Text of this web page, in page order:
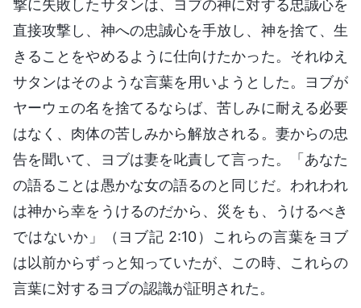
撃に失敗したサタンは、ヨブの神に対する忠誠心を
直接攻撃し、神への忠誠心を手放し、神を捨て、生
きることをやめるように仕向けたかった。それゆえ
サタンはそのような言葉を用いようとした。ヨブが
ヤーウェの名を捨てるならば、苦しみに耐える必要
はなく、肉体の苦しみから解放される。妻からの忠
告を聞いて、ヨブは妻を叱責して言った。「あなた
の語ることは愚かな女の語るのと同じだ。われわれ
は神から幸をうけるのだから、災をも、うけるべき
ではないか」（ヨブ記 2:10）これらの言葉をヨブ
は以前からずっと知っていたが、この時、これらの
言葉に対するヨブの認識が証明された。